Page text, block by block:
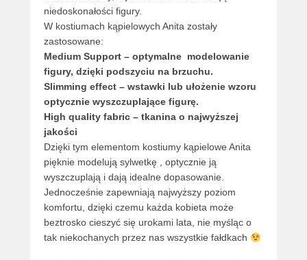
niedoskonałości figury.
W kostiumach kąpielowych Anita zostały
zastosowane:
Medium Support – optymalne modelowanie
figury, dzięki podszyciu na brzuchu.
Slimming effect – wstawki lub ułożenie wzoru
optycznie wyszczuplające figurę.
High quality fabric – tkanina o najwyższej
jakości
Dzięki tym elementom kostiumy kąpielowe Anita
pięknie modelują sylwetkę , optycznie ją
wyszczuplają i dają idealne dopasowanie.
Jednocześnie zapewniają najwyższy poziom
komfortu, dzięki czemu każda kobieta może
beztrosko cieszyć się urokami lata, nie myśląc o
tak niekochanych przez nas wszystkie fałdkach